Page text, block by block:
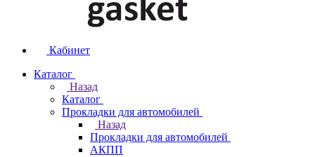
Кабинет
Каталог
Назад
Каталог
Прокладки для автомобилей
Назад
Прокладки для автомобилей
АКПП